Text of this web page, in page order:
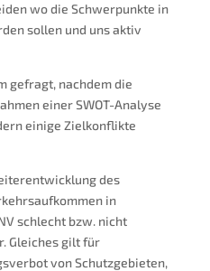
wo die Schwerpunkte in
sollen und uns aktiv
gefragt, nachdem die
einer SWOT-Analyse
einige Zielkonflikte
des
in
schlecht bzw. nicht
Gleiches gilt für
von Schutzgebieten,